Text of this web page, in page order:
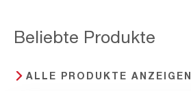
Beliebte Produkte
ALLE PRODUKTE ANZEIGEN